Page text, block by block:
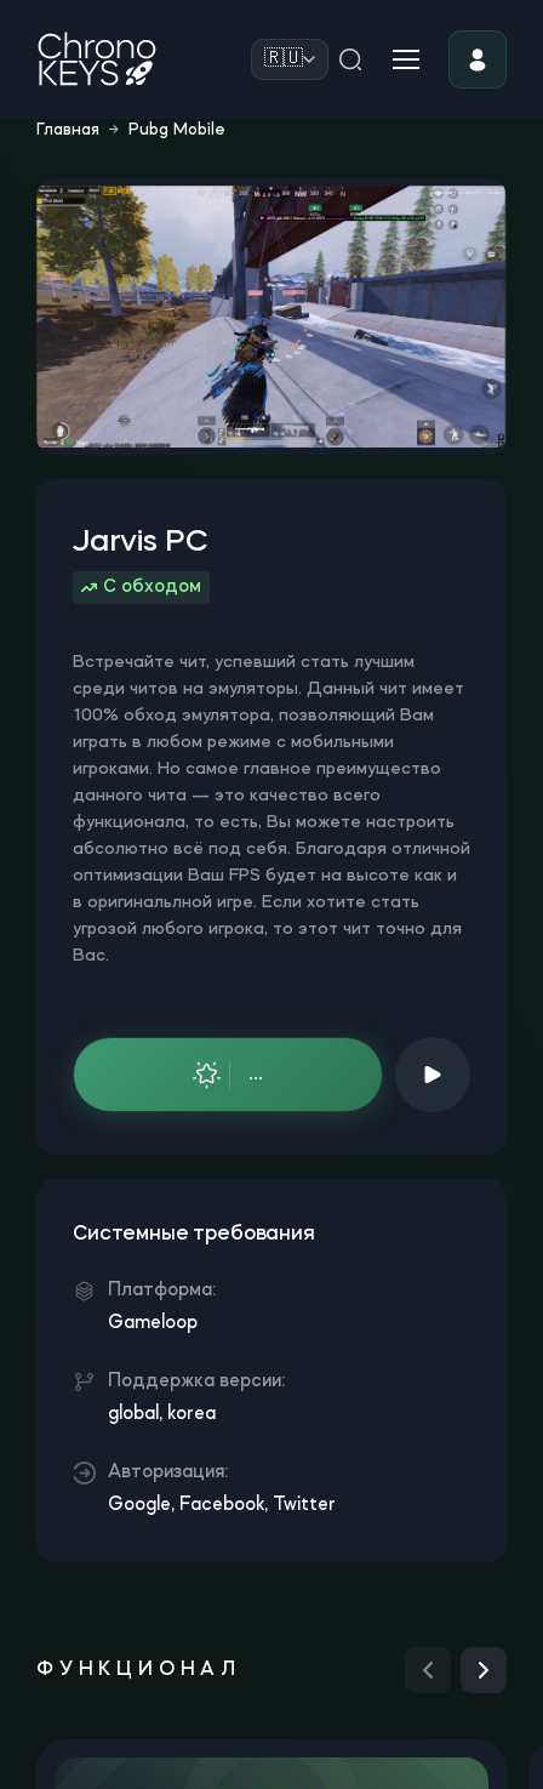
🇷🇺
Главная → Pubg Mobile
Jarvis PC
С обходом
Встречайте чит, успевший стать лучшим
среди читов на эмуляторы. Данный чит имеет
100% обход эмулятора, позволяющий Вам
играть в любом режиме с мобильными
игроками. Но самое главное преимущество
данного чита — это качество всего
функционала, то есть, Вы можете настроить
абсолютно всё под себя. Благодаря отличной
оптимизации Ваш FPS будет на высоте как и
в оригинальлной игре. Если хотите стать
угрозой любого игрока, то этот чит точно для
Вас.
...
Системные требования
Платформа:
Gameloop
Поддержка версии:
global, korea
Авторизация:
Google, Facebook, Twitter
ФУНКЦИОНАЛ